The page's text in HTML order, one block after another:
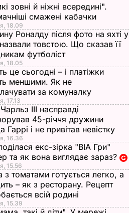
зовні й ніжні всередині".
смажені кабачки
18.09
Роналду після фото на яхті у
назвали товстою. Що сказав її
футболіст
18.05
це сьогодні – і платіжки
меншими. Як не
за комуналку
17.13
III насправді
45-річчя дружини
Гаррі і не привітав невістку
16.36
екс-зірка "ВІА Гри"
та як вона виглядає зараз?
15.56
з томатами готується легко, а
– як з ресторану. Рецепт
всій родині
15.39